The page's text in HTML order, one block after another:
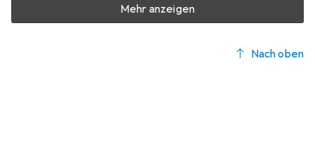
Mehr anzeigen
Nach oben